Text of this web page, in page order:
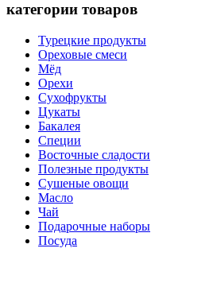
категории товаров
Турецкие продукты
Ореховые смеси
Мёд
Орехи
Сухофрукты
Цукаты
Бакалея
Специи
Восточные сладости
Полезные продукты
Сушеные овощи
Масло
Чай
Подарочные наборы
Посуда